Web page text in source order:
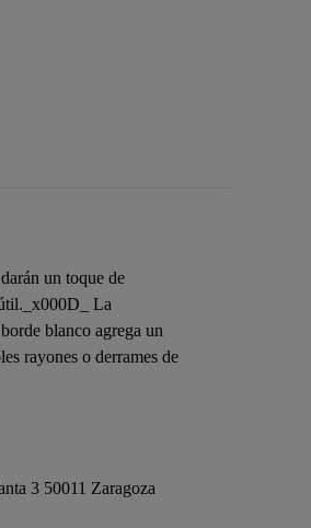
un toque de
La
blanco agrega un
rayones o derrames de
3 50011 Zaragoza